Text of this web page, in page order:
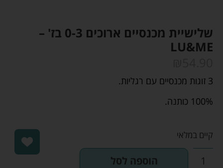
שלישיית מכנסיים ארוכים 0-3 בז' –
LU&ME
3 זוגות מכנסיים עם רגליות.
100% כותנה.
קיים במלאי
הוספה לסל